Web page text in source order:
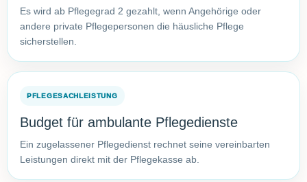
Es wird ab Pflegegrad 2 gezahlt, wenn Angehörige oder
andere private Pflegepersonen die häusliche Pflege
sicherstellen.
PFLEGESACHLEISTUNG
Budget für ambulante Pflegedienste
Ein zugelassener Pflegedienst rechnet seine vereinbarten
Leistungen direkt mit der Pflegekasse ab.